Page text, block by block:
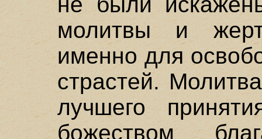
молитвы и
именно для
страстей.
лучшего
божеством